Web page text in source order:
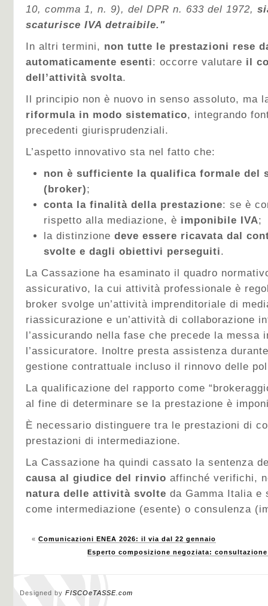
10, comma 1, n. 9), del DPR n. 633 del 1972,
scaturisce IVA detraibile."
In altri termini, non tutte le prestazioni rese
automaticamente esenti: occorre valutare il
dell’attività svolta.
Il principio non è nuovo in senso assoluto, ma
riformula in modo sistematico, integrando
precedenti giurisprudenziali.
L’aspetto innovativo sta nel fatto che:
non è sufficiente la qualifica formale del
(broker);
conta la finalità della prestazione: se è
rispetto alla mediazione, è imponibile IVA;
la distinzione deve essere ricavata dal
svolte e dagli obiettivi perseguiti.
La Cassazione ha esaminato il quadro
assicurativo, la cui attività professionale è
broker svolge un’attività imprenditoriale di
riassicurazione e un’attività di collaborazione
l’assicurando nella fase che precede la messa
l’assicuratore. Inoltre presta assistenza
gestione contrattuale incluso il rinnovo delle
La qualificazione del rapporto come
al fine di determinare se la prestazione è
È necessario distinguere tra le prestazioni di
prestazioni di intermediazione.
La Cassazione ha quindi cassato la sentenza
causa al giudice del rinvio affinché verifichi,
natura delle attività svolte da Gamma Italia e
come intermediazione (esente) o consulenza
« Comunicazioni ENEA 2026: il via dal 22 gennaio
Esperto composizione negoziata:
Designed by FISCOeTASSE.com